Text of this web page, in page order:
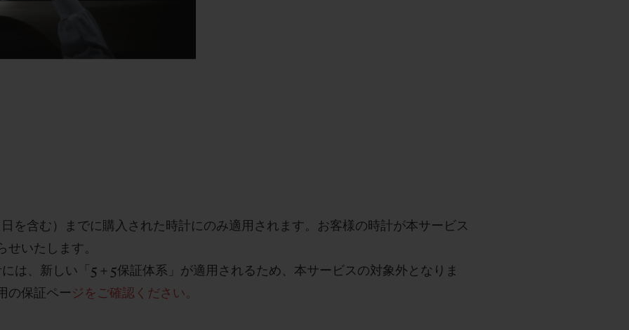
を含む）までに購入された時計にのみ適用されます。お客様の時計が本サービス
いたします。
は、新しい「 5 ＋ 5保証体系」が適用されるため、本サービスの対象外となりま
の保証ペー ジをご確認ください。